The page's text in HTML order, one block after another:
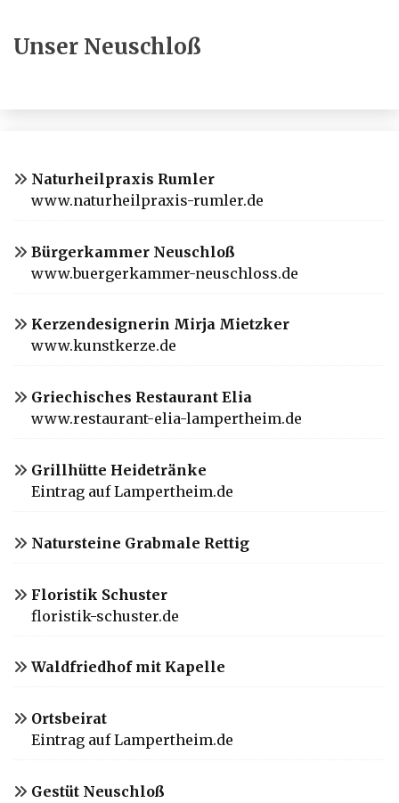
Unser Neuschloß
Naturheilpraxis Rumler
www.naturheilpraxis-rumler.de
Bürgerkammer Neuschloß
www.buergerkammer-neuschloss.de
Kerzendesignerin Mirja Mietzker
www.kunstkerze.de
Griechisches Restaurant Elia
www.restaurant-elia-lampertheim.de
Grillhütte Heidetränke
Eintrag auf Lampertheim.de
Natursteine Grabmale Rettig
Floristik Schuster
floristik-schuster.de
Waldfriedhof mit Kapelle
Ortsbeirat
Eintrag auf Lampertheim.de
Gestüt Neuschloß